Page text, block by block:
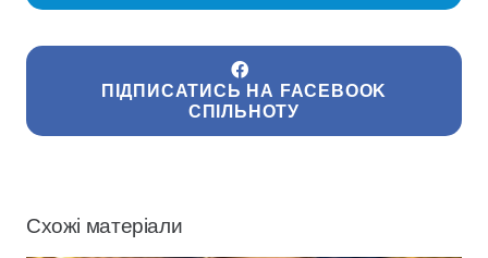
ПІДПИСАТИСЬ НА FACEBOOK
СПІЛЬНОТУ
Схожі матеріали